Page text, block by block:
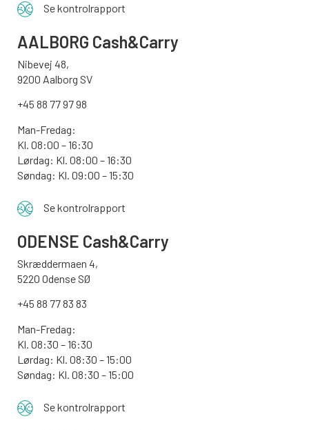
Se kontrolrapport
AALBORG Cash&Carry
Nibevej 48,
9200 Aalborg SV
+45 88 77 97 98
Man-Fredag:
Kl. 08:00 – 16:30
Lørdag: Kl. 08:00 – 16:30
Søndag: Kl. 09:00 – 15:30
Se kontrolrapport
ODENSE Cash&Carry
Skræddermaen 4,
5220 Odense SØ
+45 88 77 83 83
Man-Fredag:
Kl. 08:30 – 16:30
Lørdag: Kl. 08:30 – 15:00
Søndag: Kl. 08:30 – 15:00
Se kontrolrapport